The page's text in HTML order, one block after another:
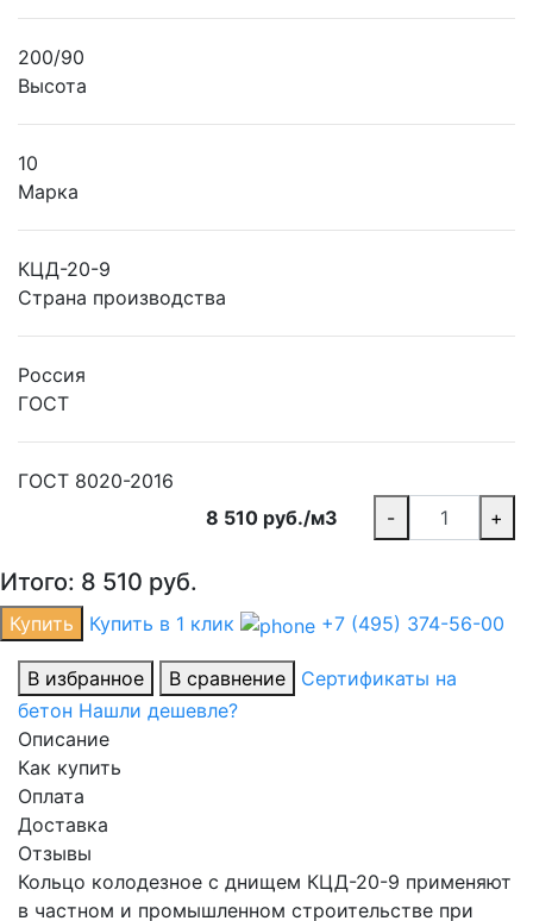
200/90
Высота
10
Марка
КЦД-20-9
Страна производства
Россия
ГОСТ
ГОСТ 8020-2016
8 510 руб./м3
- +
Итого: 8 510 руб.
Купить Купить в 1 клик +7 (495) 374-56-00
В избранное В сравнение
Сертификаты на
бетон Нашли дешевле?
Описание
Как купить
Оплата
Доставка
Отзывы
Кольцо колодезное с днищем КЦД-20-9 применяют
в частном и промышленном строительстве при